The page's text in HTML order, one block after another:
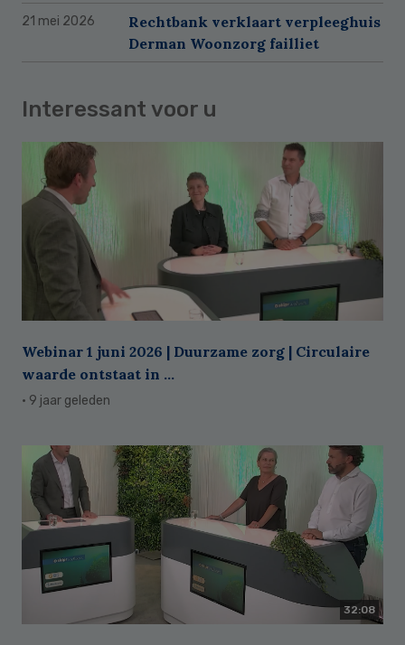
21 mei 2026
Rechtbank verklaart verpleeghuis
Derman Woonzorg failliet
Interessant voor u
Webinar 1 juni 2026 | Duurzame zorg | Circulaire
waarde ontstaat in ...
· 9 jaar geleden
32:08